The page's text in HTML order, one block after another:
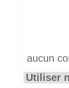
aucun
Utiliser